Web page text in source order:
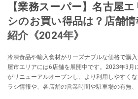
【業務スーパー】名古屋
シのお買い得品は？店舗
紹介《2024年》
冷凍食品や輸入食材がリーズナブルな価格で購
屋市エリアには6店舗を展開中です。2023年3月
がリニューアルオープンし、より利用しやすく
ラシ情報や、各店舗の営業時間や駐車場の有無